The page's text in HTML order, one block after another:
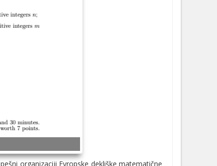
organizaciji Evropske dekliške matematične